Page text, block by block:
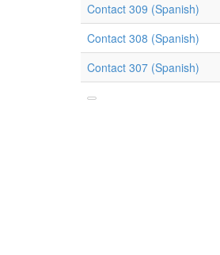
Contact 309 (Spanish)
Contact 308 (Spanish)
Contact 307 (Spanish)